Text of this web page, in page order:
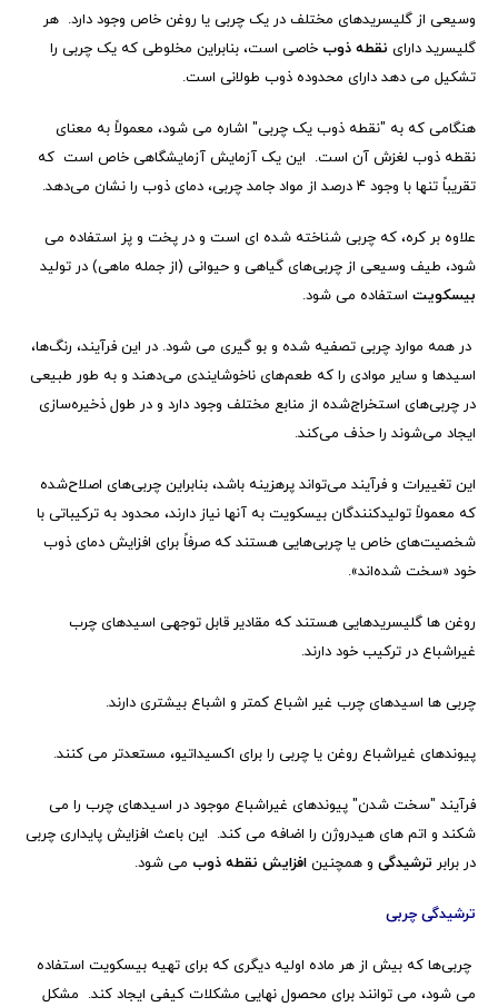
وسیعی از گلیسریدهای مختلف در یک چربی یا روغن خاص وجود دارد. هر
گلیسرید دارای نقطه ذوب خاصی است، بنابراین مخلوطی که یک چربی را
تشکیل می دهد دارای محدوده ذوب طولانی است.
هنگامی که به "نقطه ذوب یک چربی" اشاره می شود، معمولاً به معنای
نقطه ذوب لغزش آن است. این یک آزمایش آزمایشگاهی خاص است که
تقریباً تنها با وجود ۴ درصد از مواد جامد چربی، دمای ذوب را نشان می‌دهد.
علاوه بر کره، که چربی شناخته شده ای است و در پخت و پز استفاده می
شود، طیف وسیعی از چربی‌های گیاهی و حیوانی (از جمله ماهی) در تولید
بیسکویت استفاده می شود.
در همه موارد چربی تصفیه شده و بو گیری می شود. در این فرآیند، رنگ‌ها،
اسیدها و سایر موادی را که طعم‌های ناخوشایندی می‌دهند و به طور طبیعی
در چربی‌های استخراج‌شده از منابع مختلف وجود دارد و در طول ذخیره‌سازی
ایجاد می‌شوند را حذف می‌کند.
این تغییرات و فرآیند می‌تواند پرهزینه باشد، بنابراین چربی‌های اصلاح‌شده
که معمولاً تولیدکنندگان بیسکویت به آنها نیاز دارند، محدود به ترکیباتی با
شخصیت‌های خاص یا چربی‌هایی هستند که صرفاً برای افزایش دمای ذوب
خود «سخت شده‌اند».
روغن ها گلیسریدهایی هستند که مقادیر قابل توجهی اسیدهای چرب
غیراشباع در ترکیب خود دارند.
چربی ها اسیدهای چرب غیر اشباع کمتر و اشباع بیشتری دارند.
پیوندهای غیراشباع روغن یا چربی را برای اکسیداتیو، مستعدتر می کنند.
فرآیند "سخت شدن" پیوندهای غیراشباع موجود در اسیدهای چرب را می
شکند و اتم های هیدروژن را اضافه می کند. این باعث افزایش پایداری چربی
در برابر ترشیدگی و همچنین افزایش نقطه ذوب می شود.
ترشیدگی چربی
چربی‌ها که بیش از هر ماده اولیه دیگری که برای تهیه بیسکویت استفاده
می شود، می توانند برای محصول نهایی مشکلات کیفی ایجاد کند. مشکل